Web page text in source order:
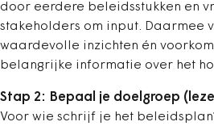
door eerdere beleidsstukken en
stakeholders om input. Daarmee
waardevolle inzichten én
belangrijke informatie over het
Stap 2: Bepaal je doelgroep
Voor wie schrijf je het